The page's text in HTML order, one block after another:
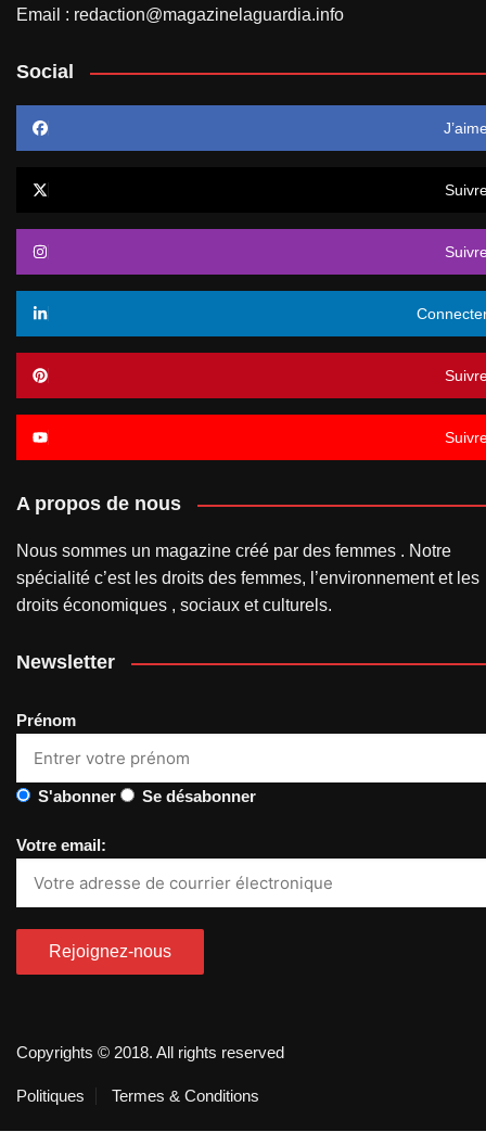
Email : redaction@magazinelaguardia.info
Social
A propos de nous
Nous sommes un magazine créé par des femmes . Notre
spécialité c’est les droits des femmes, l’environnement et les
droits économiques , sociaux et culturels.
Newsletter
Prénom
S'abonner Se désabonner
Votre email:
Copyrights © 2018. All rights reserved
Politiques Termes & Conditions